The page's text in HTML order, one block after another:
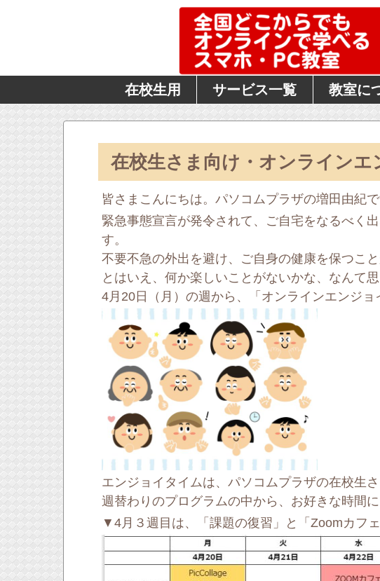
在校生用 サービス一覧 教室に
在校生さま向け・オンライン
皆さまこんにちは。パソコムプラザの増田由紀で
緊急事態宣言が発令されて、ご自宅をなるべく
す。
不要不急の外出を避け、ご自身の健康を保つこと
とはいえ、何か楽しいことがないかな、なんて
4月20日（月）の週から、「オンラインエンジョ
エンジョイタイムは、パソコムプラザの在校生
週替わりのプログラムの中から、お好きな時間に
▼4月３週目は、「課題の復習」と「Zoomカフェ